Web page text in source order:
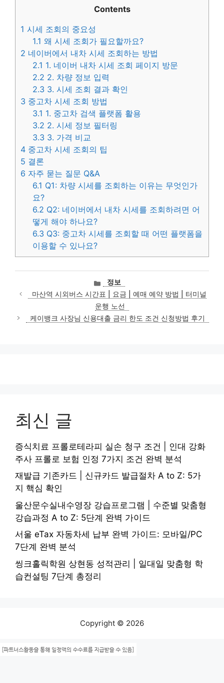
Contents
1 시세 조회의 중요성
1.1 왜 시세 조회가 필요할까요?
2 네이버에서 내차 시세 조회하는 방법
2.1 1. 네이버 내차 시세 조회 페이지 방문
2.2 2. 차량 정보 입력
2.3 3. 시세 조회 결과 확인
3 중고차 시세 조회 방법
3.1 1. 중고차 검색 플랫폼 활용
3.2 2. 시세 정보 필터링
3.3 3. 가격 비교
4 중고차 시세 조회의 팁
5 결론
6 자주 묻는 질문 Q&A
6.1 Q1: 차량 시세를 조회하는 이유는 무엇인가
요?
6.2 Q2: 네이버에서 내차 시세를 조회하려면 어
떻게 해야 하나요?
6.3 Q3: 중고차 시세를 조회할 때 어떤 플랫폼을
이용할 수 있나요?
카
테
고
리
정보
마산역 시외버스 시간표 | 요금 | 예매 예약 방법 | 터미널
운행 노선
케이뱅크 사장님 신용대출 금리 한도 조건 신청방법 후기
최신 글
증식치료 프롤로테라피 실손 청구 조건 | 인대 강화
주사 프롤로 보험 인정 7가지 조건 완벽 분석
재발급 기존카드 | 신규카드 발급절차 A to Z: 5가
지 핵심 확인
울산문수실내수영장 강습프로그램 | 수준별 맞춤형
강습과정 A to Z: 5단계 완벽 가이드
서울 eTax 자동차세 납부 완벽 가이드: 모바일/PC
7단계 완벽 분석
씽크홀릭학원 상현동 성적관리 | 일대일 맞춤형 학
습컨설팅 7단계 총정리
Copyright © 2026